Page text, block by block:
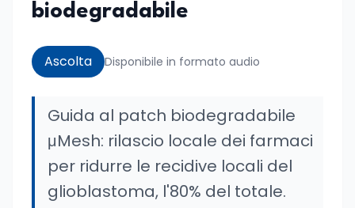
biodegradabile
Ascolta Disponibile in formato audio
Guida al patch biodegradabile
μMesh: rilascio locale dei farmaci
per ridurre le recidive locali del
glioblastoma, l'80% del totale.